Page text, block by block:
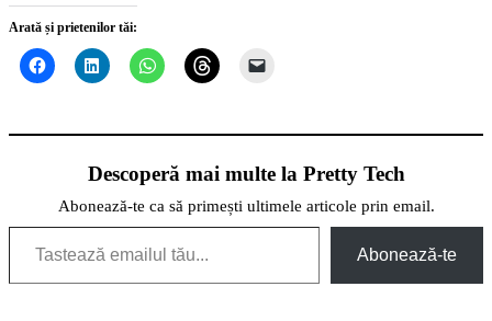
Arată și prietenilor tăi:
Descoperă mai multe la Pretty Tech
Abonează-te ca să primești ultimele articole prin email.
Tastează emailul tău...
Abonează-te